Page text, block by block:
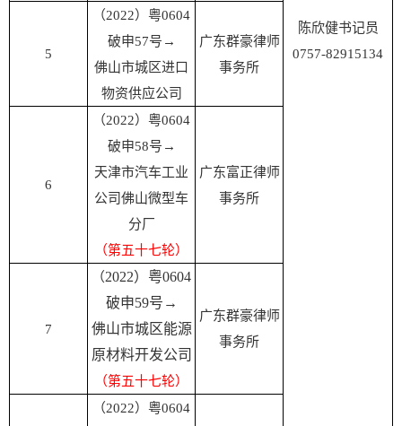
陈欣健书记员
0757-82915134
5
（2022）粤0604
破申57号 →
佛山市城区进口
物资供应公司
广东群豪律师
事务所
6
（2022）粤0604
破申58号 →
天津市汽车工业
公司佛山微型车
分厂
（第五十七轮）
广东富正律师
事务所
7
（2022）粤0604
破申59号 →
佛山市城区能源
原材料开发公司
（第五十七轮）
广东群豪律师
事务所
（2022）粤0604